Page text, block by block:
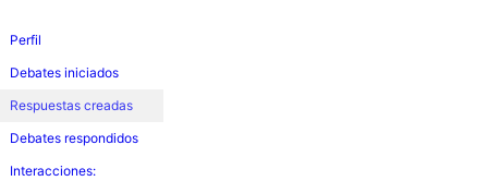
Perfil
Debates iniciados
Respuestas creadas
Debates respondidos
Interacciones: